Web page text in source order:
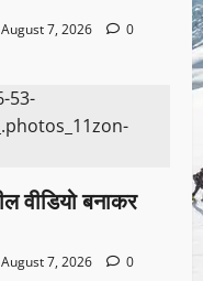
August 7, 2026
0
वीडियो बनाकर
August 7, 2026
0